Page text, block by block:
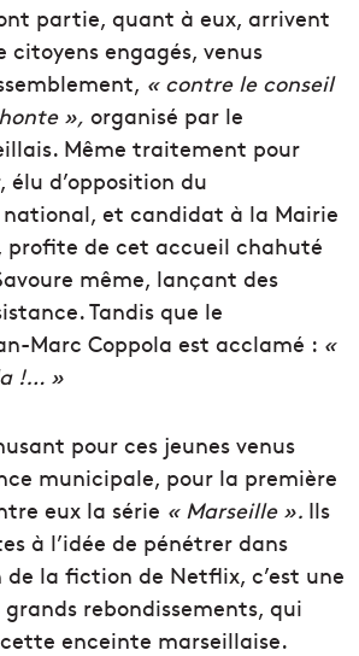
partie, quant à eux, arrivent
citoyens engagés, venus
« contre le conseil
», organisé par le
Même traitement pour
élu d’opposition du
national, et candidat à la Mairie
profite de cet accueil chahuté
même, lançant des
Tandis que le
Marc Coppola est acclamé : «
!… »
pour ces jeunes venus
municipale, pour la première
eux la série « Marseille ». Ils
à l’idée de pénétrer dans
de la fiction de Netflix, c’est une
rebondissements, qui
cette enceinte marseillaise.